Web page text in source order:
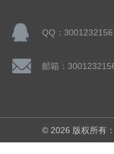
QQ：3001232156
邮箱：
© 2026 版权所有